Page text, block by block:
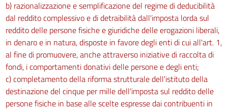
b) razionalizzazione e semplificazione del regime di deducibilità
dal reddito complessivo e di detraibilità dall'imposta lorda sul
reddito delle persone fisiche e giuridiche delle erogazioni liberali,
in denaro e in natura, disposte in favore degli enti di cui all'art. 1,
al fine di promuovere, anche attraverso iniziative di raccolta di
fondi, i comportamenti donativi delle persone e degli enti;
c) completamento della riforma strutturale dell'istituto della
destinazione del cinque per mille dell'imposta sul reddito delle
persone fisiche in base alle scelte espresse dai contribuenti in